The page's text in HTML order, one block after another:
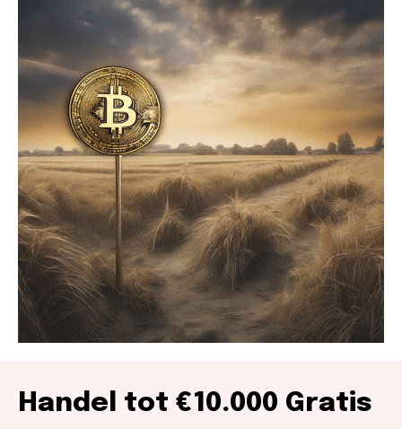
Handel tot €10.000 Gratis